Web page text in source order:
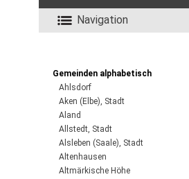
Navigation
Gemeinden alphabetisch
Ahlsdorf
Aken (Elbe), Stadt
Aland
Allstedt, Stadt
Alsleben (Saale), Stadt
Altenhausen
Altmärkische Höhe